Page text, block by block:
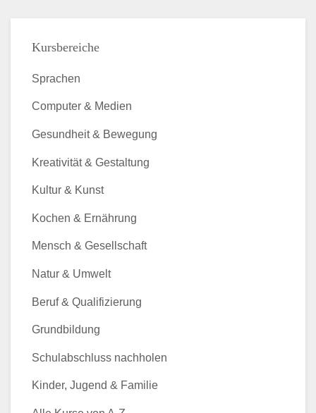
Kursbereiche
Sprachen
Computer & Medien
Gesundheit & Bewegung
Kreativität & Gestaltung
Kultur & Kunst
Kochen & Ernährung
Mensch & Gesellschaft
Natur & Umwelt
Beruf & Qualifizierung
Grundbildung
Schulabschluss nachholen
Kinder, Jugend & Familie